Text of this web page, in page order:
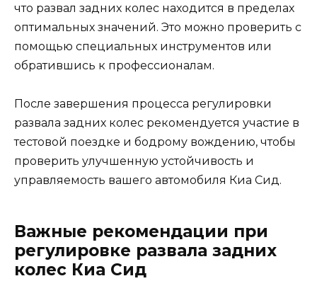
что развал задних колес находится в пределах
оптимальных значений. Это можно проверить с
помощью специальных инструментов или
обратившись к профессионалам.
После завершения процесса регулировки
развала задних колес рекомендуется участие в
тестовой поездке и бодрому вождению, чтобы
проверить улучшенную устойчивость и
управляемость вашего автомобиля Киа Сид.
Важные рекомендации при
регулировке развала задних
колес Киа Сид